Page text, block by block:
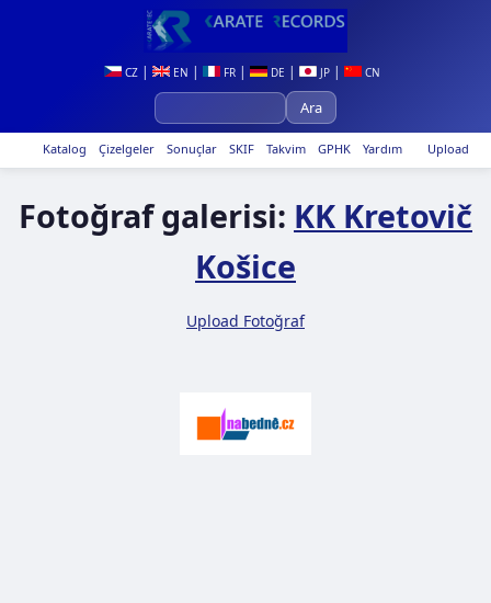
CZ | EN | FR | DE | JP | CN
Upload
Katalog Çizelgeler Sonuçlar SKIF Takvim GPHK Yardım
Fotoğraf galerisi: KK Kretovič
Košice
Upload Fotoğraf